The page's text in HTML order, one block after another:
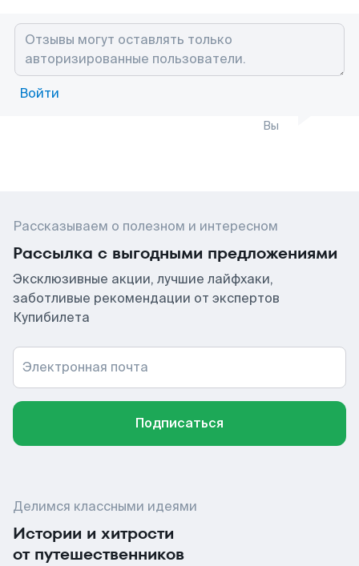
Войти
Вы
Рассказываем о полезном и интересном
Рассылка с выгодными предложениями
Эксклюзивные акции, лучшие лайфхаки,
заботливые рекомендации от экспертов
Купибилета
Электронная почта
Подписаться
Делимся классными идеями
Истории и хитрости
от путешественников